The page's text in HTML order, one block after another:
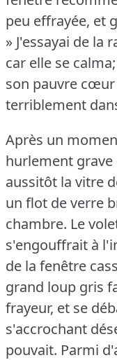
peu effrayée, et
» J'essayai de la
car elle se
son pauvre
terriblement
Après un
hurlement grave
aussitôt la vitre
un flot de verre
chambre. Le
s'engouffrait à
de la fenêtre
grand loup gris
frayeur, et se
s'accrochant
pouvait. Parmi